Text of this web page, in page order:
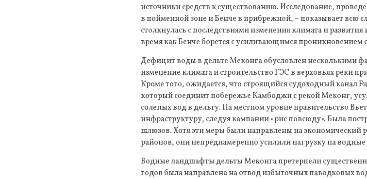
источники средств к существованию. Исследование,
в пойменной зоне и Бенче в прибрежной, – показывает всю
столкнулась с последствиями изменения климата и
время как Бенче борется с усиливающимся проникновением
Дефицит воды в дельте Меконга обусловлен несколькими
изменение климата и строительство ГЭС в верховьях реки
Кроме того, ожидается, что строящийся судоходный канал
который соединит побережье Камбоджи с рекой Меконг,
соленых вод в дельту. На местном уровне правительство
инфраструктуру, следуя кампании «рис повсюду». Была
шлюзов. Хотя эти меры были направлены на экономический
районов, они непреднамеренно усилили нагрузку на
Водные ландшафты дельты Меконга претерпели
годов была направлена на отвод избыточных паводковых